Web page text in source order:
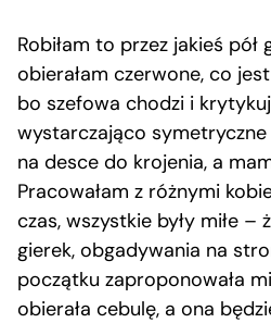
Robiłam to przez jakieś
obierałam czerwone, co
bo szefowa chodzi i
wystarczająco symetryczne
na desce do krojenia, a
Pracowałam z różnymi
czas, wszystkie były miłe –
gierek, obgadywania na
początku zaproponowała
obierała cebulę, a ona